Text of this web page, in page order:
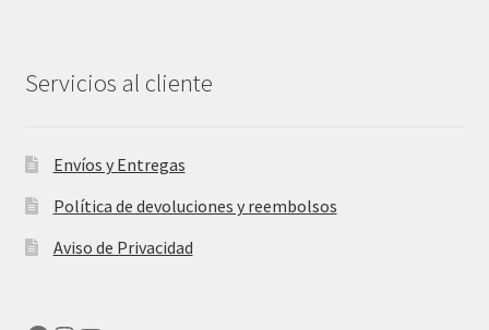
Servicios al cliente
Envíos y Entregas
Política de devoluciones y reembolsos
Aviso de Privacidad